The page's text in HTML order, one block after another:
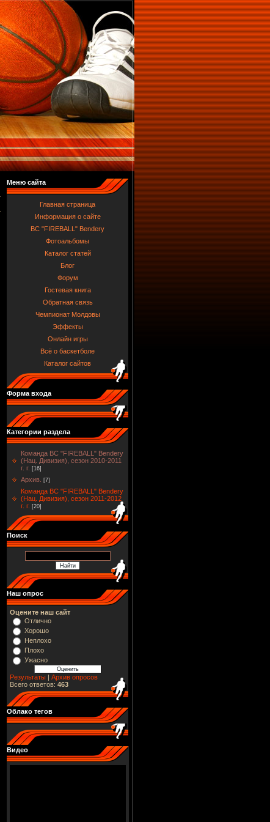
Меню сайта
Главная страница
Информация о сайте
BC "FIREBALL" Bendery
Фотоальбомы
Каталог статей
Блог
Форум
Гостевая книга
Обратная связь
Чемпионат Молдовы
Эффекты
Онлайн игры
Всё о баскетболе
Каталог сайтов
Форма входа
Категории раздела
Команда BC "FIREBALL" Bendery
(Нац. Дивизия), сезон 2010-2011
г. г. [16]
Архив. [7]
Команда BC "FIREBALL" Bendery
(Нац. Дивизия), сезон 2011-2012
г. г. [20]
Поиск
Наш опрос
Оцените наш сайт
Отлично
Хорошо
Неплохо
Плохо
Ужасно
Результаты | Архив опросов
Всего ответов: 463
Облако тегов
Видео